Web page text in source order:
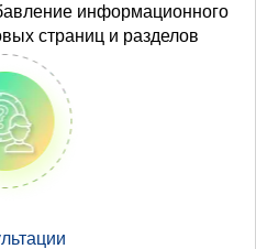
информационного
страниц и разделов